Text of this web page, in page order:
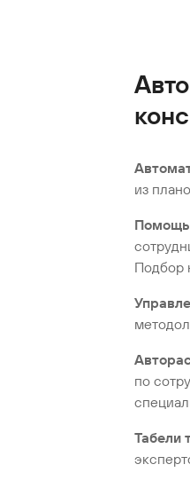
по
Помощь
Подбор
из
Табели